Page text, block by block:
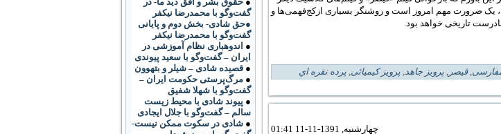
یک ضرورت مهم امروز است و روشنگر بسیاری ازکج‌فهمی‌ها و
تاریخی خواهد بود.
,قیصر , پرویز جاهد, پرویز کیمیائی, پرده نقره اي
چهارشنبه, 1391-11-11 01:41
گفت‌وگو با محمدرضا نیکفر
●حق شادی- بخش دوم و پایانی
گفت‌وگو با محمدرضا نیکفر
● اندوهباری نظام آموزشی در
ایران – گفت‌وگو با سعید پیوندی
● قصیده شادی – شیلر و بتهوون
● مرگ‌پرستی حکومت ایران –
گفت‌وگو با شهلا شفیق
● پیوند شادی با محیط زیست
سالم – گفت‌وگو با جلال ایجادی
● شادی در سکوت ممکن نیست-